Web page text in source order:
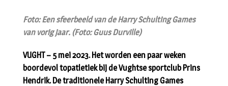
Foto: Een sfeerbeeld van de Harry Schulting Games
van vorig jaar. (Foto: Guus Durville)
VUGHT – 5 mei 2023. Het worden een paar weken
boordevol topatletiek bij de Vughtse sportclub Prins
Hendrik. De traditionele Harry Schulting Games